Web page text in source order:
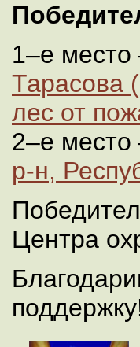
1–е
Тарасова
лес от
2–е
р-н,
Центра